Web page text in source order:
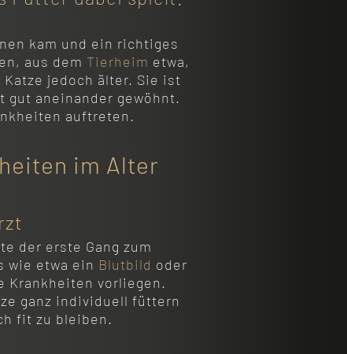
kam und ein richtiges
aus dem Tierheim etwa,
jedoch älter. Sie ist
gut aneinander gewöhnt.
auftreten.
im Alter
der erste Gang zum
wie etwa ein Blutbild oder
Krankheiten vorliegen.
ganz individuell füttern
fit zu bleiben.